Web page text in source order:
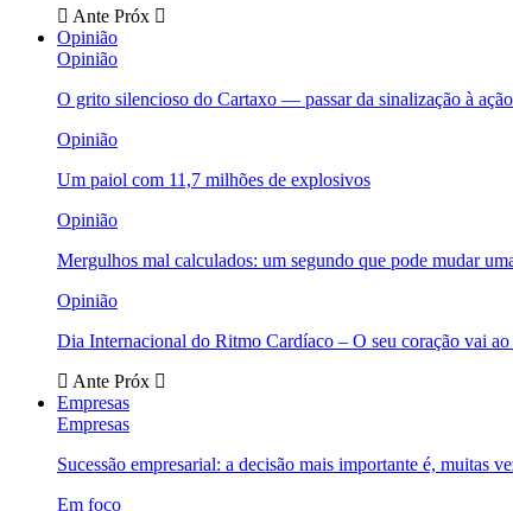
Ante Próx
Opinião
Opinião
O grito silencioso do Cartaxo — passar da sinalização à
Opinião
Um paiol com 11,7 milhões de explosivos
Opinião
Mergulhos mal calculados: um segundo que pode mudar
Opinião
Dia Internacional do Ritmo Cardíaco – O seu coração vai
Ante Próx
Empresas
Empresas
Sucessão empresarial: a decisão mais importante é, muitas
Em foco